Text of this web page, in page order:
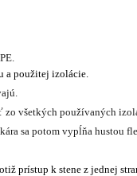
a použitej izolácie.
všetkých používaných
sa potom vypĺňa
k stene z jednej